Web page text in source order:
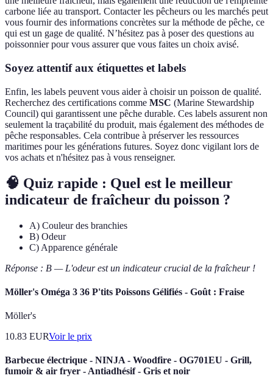
carbone liée au transport. Contacter les pêcheurs ou les marchés peut
vous fournir des informations concrètes sur la méthode de pêche, ce
qui est un gage de qualité. N’hésitez pas à poser des questions au
poissonnier pour vous assurer que vous faites un choix avisé.
Soyez attentif aux étiquettes et labels
Enfin, les labels peuvent vous aider à choisir un poisson de qualité.
Recherchez des certifications comme MSC (Marine Stewardship
Council) qui garantissent une pêche durable. Ces labels assurent non
seulement la traçabilité du produit, mais également des méthodes de
pêche responsables. Cela contribue à préserver les ressources
maritimes pour les générations futures. Soyez donc vigilant lors de
vos achats et n'hésitez pas à vous renseigner.
🧠 Quiz rapide : Quel est le meilleur
indicateur de fraîcheur du poisson ?
A) Couleur des branchies
B) Odeur
C) Apparence générale
Réponse : B — L'odeur est un indicateur crucial de la fraîcheur !
Möller's Oméga 3 36 P'tits Poissons Gélifiés - Goût : Fraise
Möller's
10.83 EURVoir le prix
Barbecue électrique - NINJA - Woodfire - OG701EU - Grill,
fumoir & air fryer - Antiadhésif - Gris et noir